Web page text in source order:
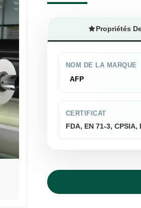
Propriétés
NOM DE LA MARQUE
AFP
CERTIFICAT
FDA, EN 71-3, CPSIA,